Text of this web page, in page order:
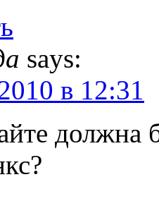
says:
в 12:31
должна